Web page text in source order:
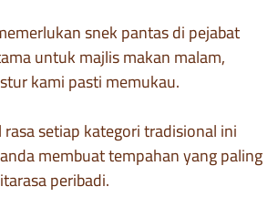
snek pantas di pejabat
untuk majlis makan malam,
kami pasti memukau.
setiap kategori tradisional ini
membuat tempahan yang paling
peribadi.